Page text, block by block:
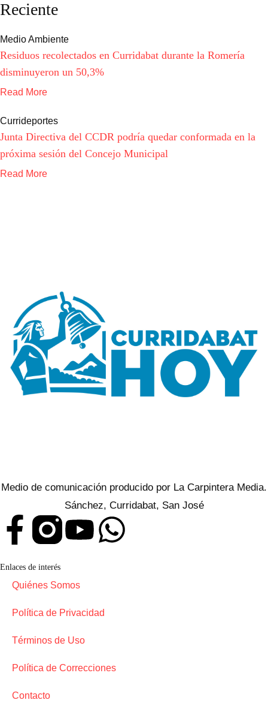
Reciente
Medio Ambiente
Residuos recolectados en Curridabat durante la Romería
disminuyeron un 50,3%
Read More
Currideportes
Junta Directiva del CCDR podría quedar conformada en la
próxima sesión del Concejo Municipal
Read More
Medio de comunicación producido por La Carpintera Media.
Sánchez, Curridabat, San José
Enlaces de interés
Quiénes Somos
Política de Privacidad
Términos de Uso
Política de Correcciones
Contacto